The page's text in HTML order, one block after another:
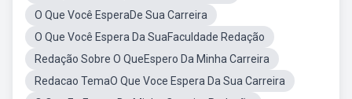
O Que Você EsperaDe Sua Carreira
O Que Você Espera Da SuaFaculdade Redação
Redação Sobre O QueEspero Da Minha Carreira
Redacao TemaO Que Voce Espera Da Sua Carreira